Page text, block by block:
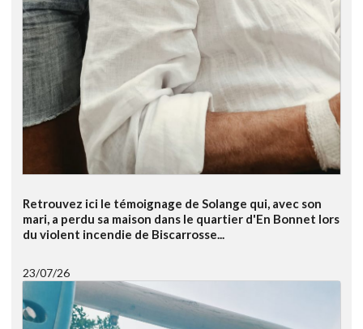
Retrouvez ici le témoignage de Solange qui, avec son
mari, a perdu sa maison dans le quartier d'En Bonnet lors
du violent incendie de Biscarrosse...
23/07/26